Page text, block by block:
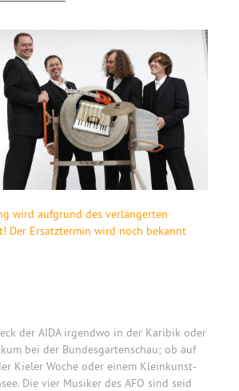
wird aufgrund des verlängerten
Der Ersatztermin wird noch bekannt
der AIDA irgendwo in der Karibik oder
bei der Bundesgartenschau; ob auf
Kieler Woche oder einem Kleinkunst-
Die vier Musiker des AFO sind seid